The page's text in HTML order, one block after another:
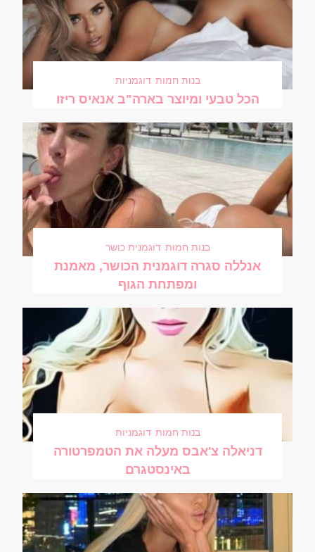
בנות חמות דוגמניות
הכל טבעי ומיוצר בארה"ב אנאיס ריזו
בנות חמות דוגמנית כושר
אנללה סגרה דוגמנית הכושר, מאמנת
ומפתחת הגוף
בנות חמות דוגמניות
דניאלה צ'אבס מעלה את הטמפרטורה
באינסטגרם